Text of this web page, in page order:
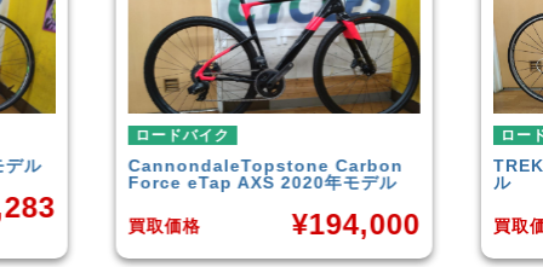
Carbon
ロードバイク
TREKDOMANE 4.5 2013年モデ
ル
買取価格 ¥50,849